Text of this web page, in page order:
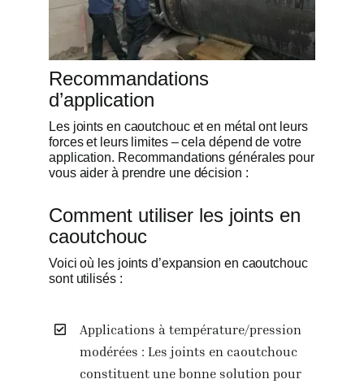
Recommandations
d’application
Les joints en caoutchouc et en métal ont leurs
forces et leurs limites – cela dépend de votre
application. Recommandations générales pour
vous aider à prendre une décision :
Comment utiliser les joints en
caoutchouc
Voici où les joints d’expansion en caoutchouc
sont utilisés :
Applications à température/pression
modérées : Les joints en caoutchouc
constituent une bonne solution pour